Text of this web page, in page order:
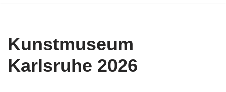
Kunstmuseum
Karlsruhe 2026